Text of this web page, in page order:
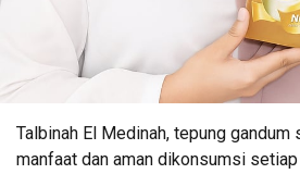
Talbinah El Medinah, tepung gandum
manfaat dan aman dikonsumsi